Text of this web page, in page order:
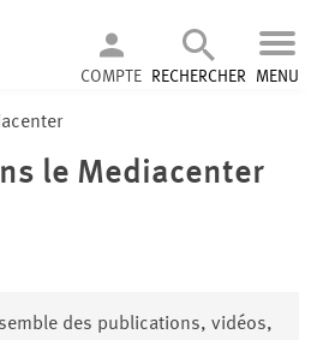
COMPTE RECHERCHER MENU
le Mediacenter
des publications, vidéos,